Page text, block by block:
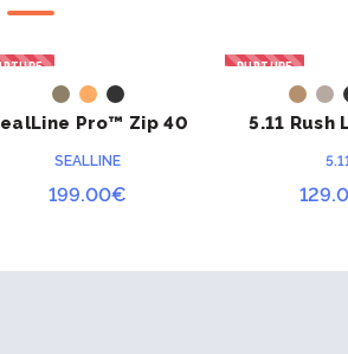
ACHETER
Pro™ Zip 40
SEALLINE
199.00€
RUPTURE
5.11 Rush